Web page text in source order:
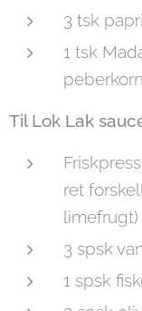
3 tsk
1 tsk
Til Lok Lak
ret
limefrugt)
3 spsk
1 spsk